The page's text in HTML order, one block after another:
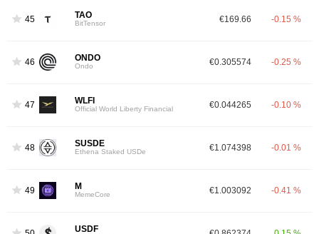
45 TAO
BitTensor €169.66 -0.15 %
46 ONDO
Ondo €0.305574 -0.25 %
47 WLFI
Official World Liberty Financial €0.044265 -0.10 %
48 SUSDE
Ethena Staked USDe €1.074398 -0.01 %
49 M
MemeCore €1.003092 -0.41 %
USDF